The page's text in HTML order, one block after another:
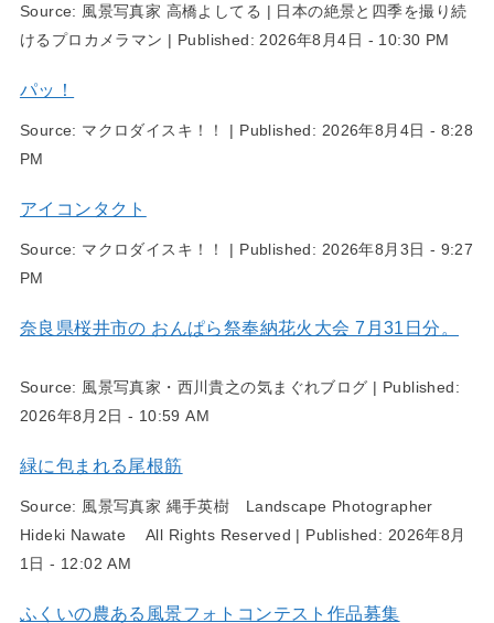
Source: 風景写真家 高橋よしてる | 日本の絶景と四季を撮り続
けるプロカメラマン | Published: 2026年8月4日 - 10:30 PM
パッ！
Source: マクロダイスキ！！ | Published: 2026年8月4日 - 8:28
PM
アイコンタクト
Source: マクロダイスキ！！ | Published: 2026年8月3日 - 9:27
PM
奈良県桜井市の おんぱら祭奉納花火大会 7月31日分。
Source: 風景写真家・西川貴之の気まぐれブログ | Published:
2026年8月2日 - 10:59 AM
緑に包まれる尾根筋
Source: 風景写真家 縄手英樹 Landscape Photographer
Hideki Nawate All Rights Reserved | Published: 2026年8月
1日 - 12:02 AM
ふくいの農ある風景フォトコンテスト作品募集